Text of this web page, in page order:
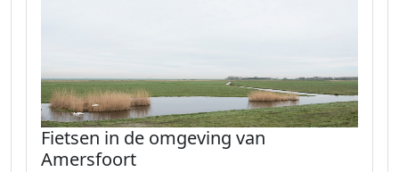
Fietsen in de omgeving van
Amersfoort